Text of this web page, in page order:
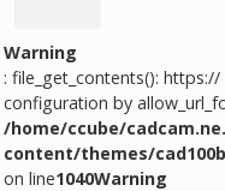
Warning
: file_get_contents():
configuration by
/home/ccube/
content/themes/
on line1040Warning